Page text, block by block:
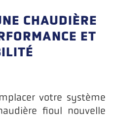
CHAUDIÈRE
ET
votre système
fioul nouvelle